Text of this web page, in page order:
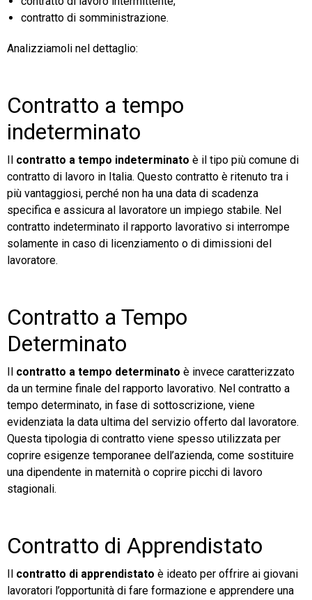
contratto di somministrazione.
Analizziamoli nel dettaglio:
Contratto a tempo
indeterminato
contratto a tempo indeterminato è il tipo più comune di
contratto di lavoro in Italia. Questo contratto è ritenuto tra i
più vantaggiosi, perché non ha una data di scadenza
specifica e assicura al lavoratore un impiego stabile. Nel
contratto indeterminato il rapporto lavorativo si interrompe
solamente in caso di licenziamento o di dimissioni del
lavoratore.
Contratto a Tempo
Determinato
contratto a tempo determinato è invece caratterizzato
da un termine finale del rapporto lavorativo. Nel contratto a
tempo determinato, in fase di sottoscrizione, viene
evidenziata la data ultima del servizio offerto dal lavoratore.
Questa tipologia di contratto viene spesso utilizzata per
coprire esigenze temporanee dell’azienda, come sostituire
una dipendente in maternità o coprire picchi di lavoro
stagionali.
Contratto di Apprendistato
contratto di apprendistato è ideato per offrire ai giovani
lavoratori l’opportunità di fare formazione e apprendere una